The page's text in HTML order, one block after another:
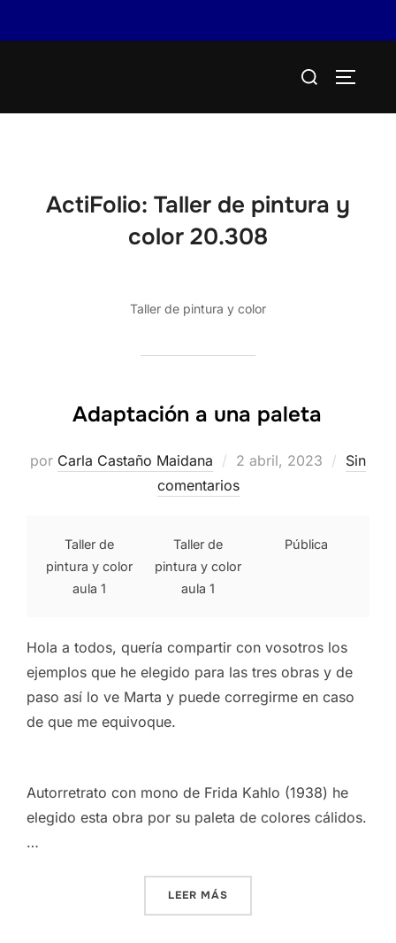
Buscar:
ActiFolio: Taller de pintura y
color 20.308
Taller de pintura y color
Adaptación a una paleta
por Carla Castaño Maidana
Publicado
el
2 abril, 2023
Sin
comentarios
Taller de
pintura y color
aula 1
Taller de
pintura y color
aula 1
Pública
Hola a todos, quería compartir con vosotros los
ejemplos que he elegido para las tres obras y de
paso así lo ve Marta y puede corregirme en caso
de que me equivoque.
Autorretrato con mono de Frida Kahlo (1938) he
elegido esta obra por su paleta de colores cálidos.
…
LEER MÁS